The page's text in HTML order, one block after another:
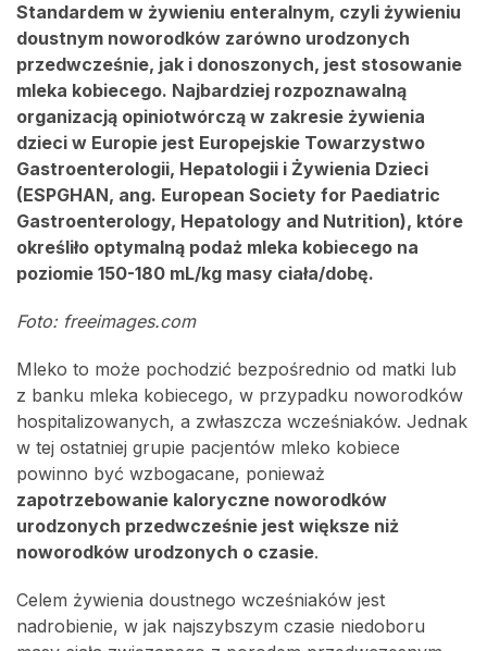
Standardem w żywieniu enteralnym, czyli żywieniu
doustnym noworodków zarówno urodzonych
przedwcześnie, jak i donoszonych, jest stosowanie
mleka kobiecego. Najbardziej rozpoznawalną
organizacją opiniotwórczą w zakresie żywienia
dzieci w Europie jest Europejskie Towarzystwo
Gastroenterologii, Hepatologii i Żywienia Dzieci
(ESPGHAN, ang. European Society for Paediatric
Gastroenterology, Hepatology and Nutrition), które
określiło optymalną podaż mleka kobiecego na
poziomie 150-180 mL/kg masy ciała/dobę.
Foto: freeimages.com
Mleko to może pochodzić bezpośrednio od matki lub
z banku mleka kobiecego, w przypadku noworodków
hospitalizowanych, a zwłaszcza wcześniaków. Jednak
w tej ostatniej grupie pacjentów mleko kobiece
powinno być wzbogacane, ponieważ
zapotrzebowanie kaloryczne noworodków
urodzonych przedwcześnie jest większe niż
noworodków urodzonych o czasie.
Celem żywienia doustnego wcześniaków jest
nadrobienie, w jak najszybszym czasie niedoboru